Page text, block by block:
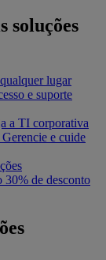
soluções
lugar
e suporte
a TI corporativa
Gerencie e cuide
30% de desconto